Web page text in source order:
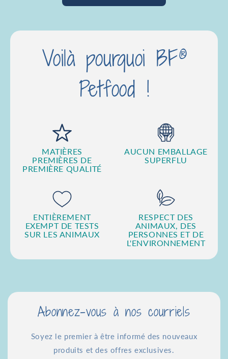
Voilà pourquoi BF®
Petfood !
MATIÈRES
PREMIÈRES DE
PREMIÈRE QUALITÉ
AUCUN EMBALLAGE
SUPERFLU
ENTIÈREMENT
EXEMPT DE TESTS
SUR LES ANIMAUX
RESPECT DES
ANIMAUX, DES
PERSONNES ET DE
L'ENVIRONNEMENT
Abonnez-vous à nos courriels
Soyez le premier à être informé des nouveaux
produits et des offres exclusives.